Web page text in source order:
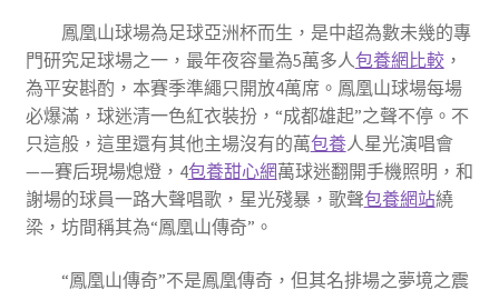
鳳凰山球場為足球亞洲杯而生，是中超為數未幾的專
門研究足球場之一，最年夜容量為5萬多人包養網比較，
為平安斟酌，本賽季準繩只開放4萬席。鳳凰山球場每場
必爆滿，球迷清一色紅衣裝扮，“成都雄起”之聲不停。不
只這般，這里還有其他主場沒有的萬包養人星光演唱會
——賽后現場熄燈，4包養甜心網萬球迷翻開手機照明，和
謝場的球員一路大聲唱歌，星光殘暴，歌聲包養網站繞
梁，坊間稱其為“鳳凰山傳奇”。
“鳳凰山傳奇”不是鳳凰傳奇，但其名排場之夢境之震